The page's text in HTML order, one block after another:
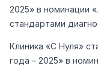
2025» в номинации
стандартами
Клиника «С Нуля»
года – 2025» в